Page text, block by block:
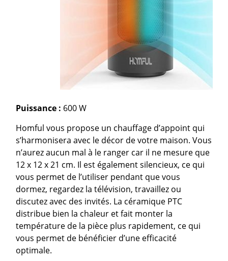
Puissance : 600 W
Homful vous propose un chauffage d’appoint qui
s’harmonisera avec le décor de votre maison. Vous
n’aurez aucun mal à le ranger car il ne mesure que
12 x 12 x 21 cm. Il est également silencieux, ce qui
vous permet de l’utiliser pendant que vous
dormez, regardez la télévision, travaillez ou
discutez avec des invités. La céramique PTC
distribue bien la chaleur et fait monter la
température de la pièce plus rapidement, ce qui
vous permet de bénéficier d’une efficacité
optimale.